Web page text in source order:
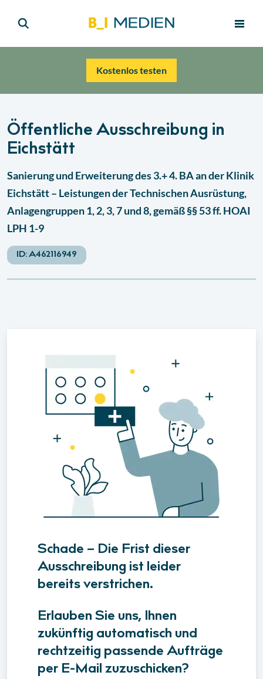
Kostenlos testen
Öffentliche Ausschreibung in
Eichstätt
Sanierung und Erweiterung des 3.+ 4. BA an der Klinik
Eichstätt – Leistungen der Technischen Ausrüstung,
Anlagengruppen 1, 2, 3, 7 und 8, gemäß §§ 53 ff. HOAI
LPH 1-9
ID:A462116949
Schade – Die Frist dieser
Ausschreibung ist leider
bereits verstrichen.
Erlauben Sie uns, Ihnen
zukünftig automatisch und
rechtzeitig passende Aufträge
per E-Mail zuzuschicken?